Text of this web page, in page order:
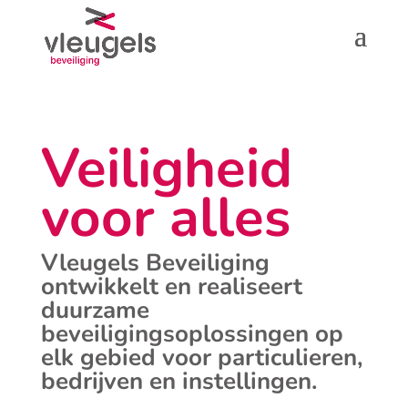
Veiligheid
voor alles
Vleugels Beveiliging
ontwikkelt en realiseert
duurzame
beveiligingsoplossingen op
elk gebied voor particulieren,
bedrijven en instellingen.